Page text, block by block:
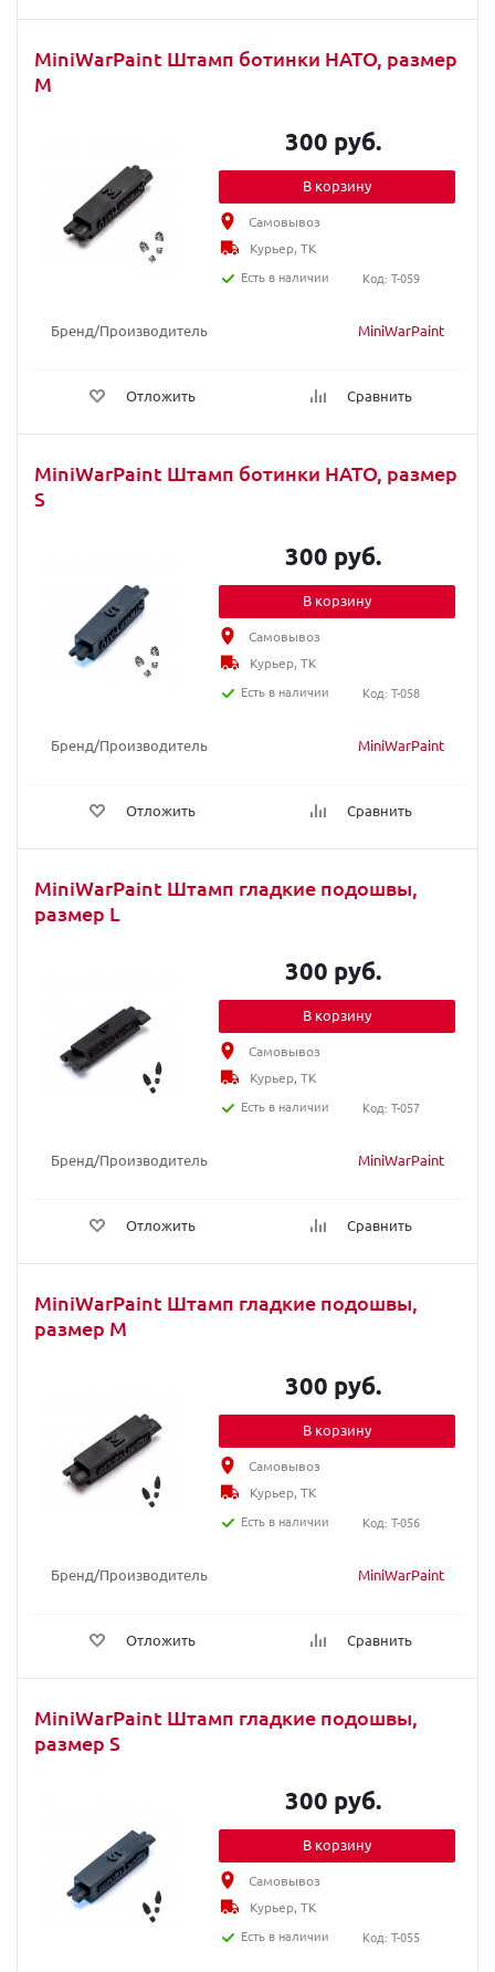
MiniWarPaint Штамп ботинки НАТО, размер
M
Бренд/Производитель MiniWarPaint
Отложить Сравнить
300 руб.
В корзину
Самовывоз
Курьер, ТК
Есть в наличии
Код: T-059
MiniWarPaint Штамп ботинки НАТО, размер
S
Бренд/Производитель MiniWarPaint
Отложить Сравнить
300 руб.
В корзину
Самовывоз
Курьер, ТК
Есть в наличии
Код: T-058
MiniWarPaint Штамп гладкие подошвы,
размер L
Бренд/Производитель MiniWarPaint
Отложить Сравнить
300 руб.
В корзину
Самовывоз
Курьер, ТК
Есть в наличии
Код: T-057
MiniWarPaint Штамп гладкие подошвы,
размер M
Бренд/Производитель MiniWarPaint
Отложить Сравнить
300 руб.
В корзину
Самовывоз
Курьер, ТК
Есть в наличии
Код: T-056
MiniWarPaint Штамп гладкие подошвы,
размер S
300 руб.
В корзину
Самовывоз
Курьер, ТК
Есть в наличии
Код: T-055